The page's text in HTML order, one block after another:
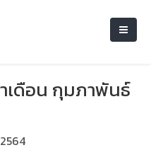
ำเดือน กุมภาพันธ์